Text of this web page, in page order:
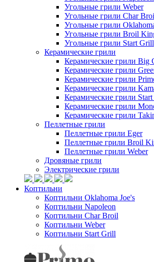
Угольные грили Weber
Угольные грили Char
Угольные грили
Угольные грили Broil
Угольные грили Start Grill
Керамические грили
Керамические грили Big
Керамические грили
Керамические грили
Керамические грили
Керамические грили
Керамические грили
Керамические грили
Пеллетные грили
Пеллетные грили Eger
Пеллетные грили Broil
Пеллетные грили Weber
Дровяные грили
Электрические грили
Коптильни
Коптильни Oklahoma Joe's
Коптильни Napoleon
Коптильни Char Broil
Коптильни Weber
Коптильни Start Grill